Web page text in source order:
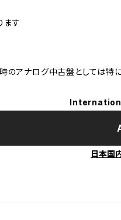
ます
のアナログ中古盤としては特
日本国